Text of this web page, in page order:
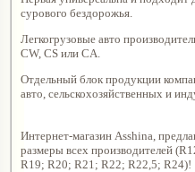
сурового бездорожья.
Легкогрузовые авто
CW, CS или CA.
Отдельный блок продукции
авто, сельскохозяйственных и
Интернет-магазин Asshina,
размеры всех производителей
R19; R20; R21; R22; R22,5; R24)!